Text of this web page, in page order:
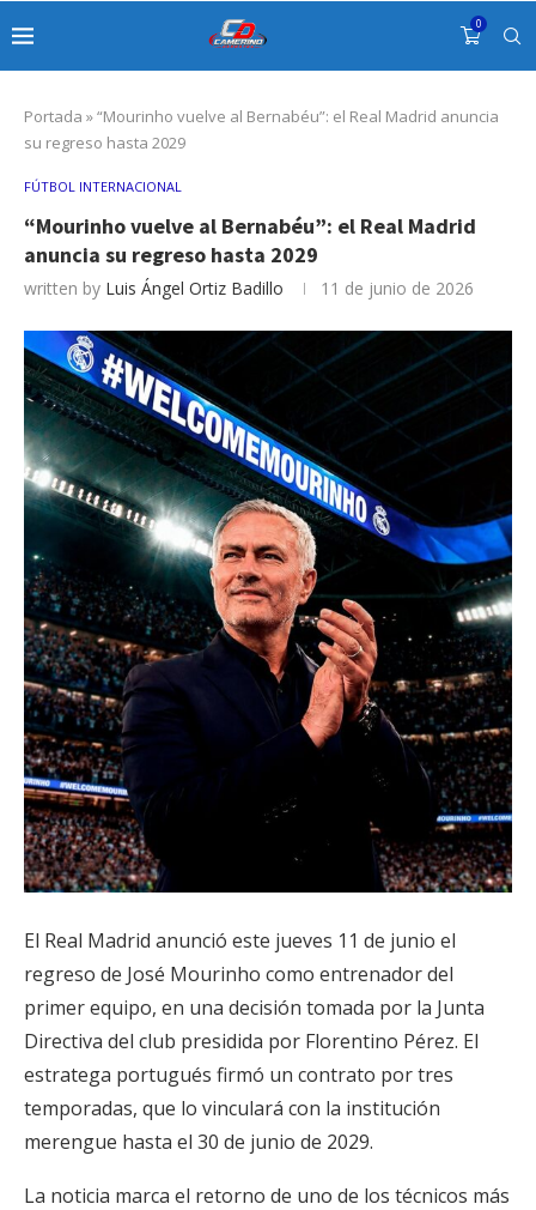
0
Portada »“Mourinho vuelve al Bernabéu”: el Real Madrid anuncia
su regreso hasta 2029
FÚTBOL INTERNACIONAL
“Mourinho vuelve al Bernabéu”: el Real Madrid
anuncia su regreso hasta 2029
written by Luis Ángel Ortiz Badillo 11 de junio de 2026
El Real Madrid anunció este jueves 11 de junio el
regreso de José Mourinho como entrenador del
primer equipo, en una decisión tomada por la Junta
Directiva del club presidida por Florentino Pérez. El
estratega portugués firmó un contrato por tres
temporadas, que lo vinculará con la institución
merengue hasta el 30 de junio de 2029.
La noticia marca el retorno de uno de los técnicos más